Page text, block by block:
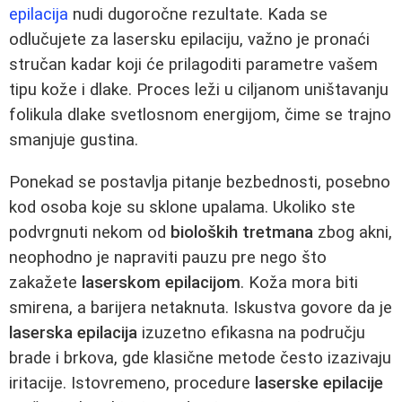
epilacija nudi dugoročne rezultate. Kada se
odlučujete za lasersku epilaciju, važno je pronaći
stručan kadar koji će prilagoditi parametre vašem
tipu kože i dlake. Proces leži u ciljanom uništavanju
folikula dlake svetlosnom energijom, čime se trajno
smanjuje gustina.
Ponekad se postavlja pitanje bezbednosti, posebno
kod osoba koje su sklone upalama. Ukoliko ste
podvrgnuti nekom od bioloških tretmana zbog akni,
neophodno je napraviti pauzu pre nego što
zakažete laserskom epilacijom. Koža mora biti
smirena, a barijera netaknuta. Iskustva govore da je
laserska epilacija izuzetno efikasna na području
brade i brkova, gde klasične metode često izazivaju
iritacije. Istovremeno, procedure laserske epilacije